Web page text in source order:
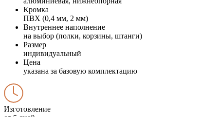
Кромка
ПВХ (0,4 мм, 2 мм)
Внутреннее наполнение
на выбор (полки, корзины, штанги)
Размер
индивидуальный
Цена
указана за базовую комплектацию
Изготовление